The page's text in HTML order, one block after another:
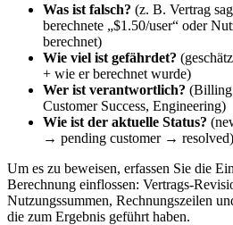
Was ist falsch? (z. B. Vertrag
berechnete „$1.50/user“ oder
berechnet)
Wie viel ist gefährdet?
+ wie er berechnet wurde)
Wer ist verantwortlich? (Billing
Customer Success, Engineering)
Wie ist der aktuelle Status?
→ pending customer → resolved)
Um es zu beweisen, erfassen Sie die
Berechnung einflossen:
Nutzungssummen, Rechnungszeilen
die zum Ergebnis geführt haben.